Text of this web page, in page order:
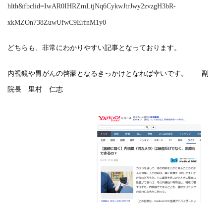
hlth&fbclid=IwAR0IHRZmLtjNq6CykwJtrJwy2zvzgH3bR-
xkMZOn738ZuwUfwC9ErfnM1y0
どちらも、非常にわかりやすい記事となっております。
内視鏡や胃がんの啓蒙となるきっかけとなれば幸いです。 副
院長 里村 仁志